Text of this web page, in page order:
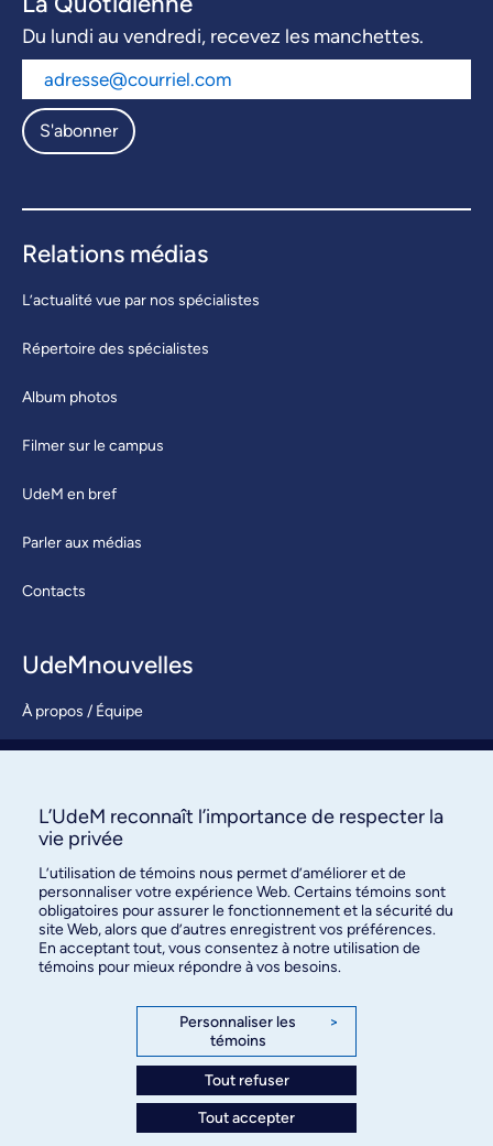
Du lundi au vendredi, recevez les manchettes.
S'abonner
Relations médias
L’actualité vue par nos spécialistes
Répertoire des spécialistes
Album photos
Filmer sur le campus
UdeM en bref
Parler aux médias
Contacts
UdeMnouvelles
À propos / Équipe
S’abonner
des relations publiques
3744, rue Jean-Brillant, bureau 490
Montréal (Québec) H3T 1P1
L’UdeM reconnaît l’importance de respecter la
vie privée
L’utilisation de témoins nous permet d’améliorer et de
personnaliser votre expérience Web. Certains témoins sont
obligatoires pour assurer le fonctionnement et la sécurité du
site Web, alors que d’autres enregistrent vos préférences.
En acceptant tout, vous consentez à notre utilisation de
témoins pour mieux répondre à vos besoins.
Personnaliser les
témoins
>
Tout refuser
Tout accepter